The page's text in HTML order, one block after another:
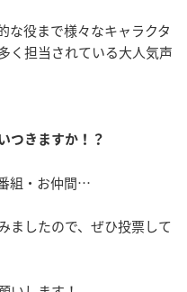
な役まで様々なキャラクタ
く担当されている大人気声
つきますか！？
組・お仲間…
ましたので、ぜひ投票して